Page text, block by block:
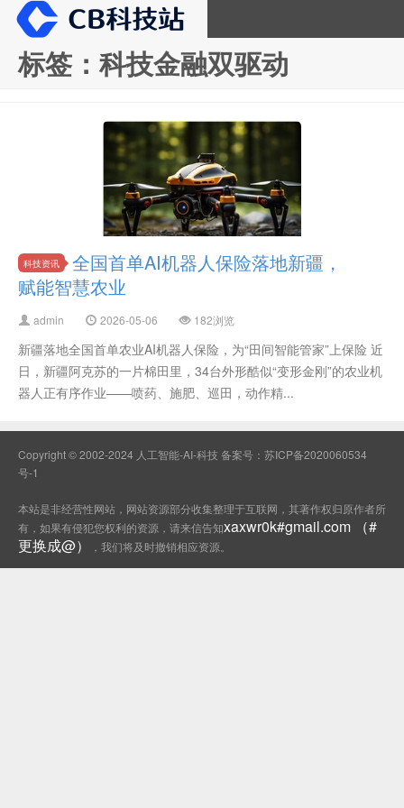
标签：科技金融双驱动
科技资讯
全国首单AI机器人保险落地新疆，
赋能智慧农业
admin 2026-05-06 182浏览
新疆落地全国首单农业AI机器人保险，为“田间智能管家”上保险 近
日，新疆阿克苏的一片棉田里，34台外形酷似“变形金刚”的农业机
器人正有序作业——喷药、施肥、巡田，动作精...
Copyright © 2002-2024 人工智能-AI-科技 备案号： 苏ICP备2020060534
号-1
本站是非经营性网站，网站资源部分收集整理于互联网，其著作权归原作者所
有，如果有侵犯您权利的资源，请来信告知xaxwr0k#gmail.com （#
更换成@）
，我们将及时撤销相应资源。